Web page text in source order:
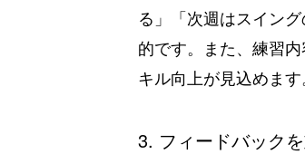
る」「次週はスイン
的です。また、練習
キル向上が見込めます
3. フィードバック